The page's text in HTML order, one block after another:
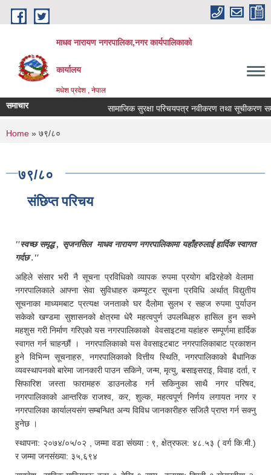
Skip to main content
माधव नारायण नगरपालिका,नगर कार्यपालिकाको
कार्यालय
मधेश प्रदेश , नेपाल
समाचार सामाजिक सुरक्षा परिचयपत्र नवीकरण तथा सूचीकरण
You are here
Home » ७९/८०
७९/८०
संछिप्त परिचय
"स्वच्छ समृद्ध , सृजनसिल माधव नारायण नगरपालिकामा यहाँहरुलाई हार्दिक स्वागत
गर्दछ ."
अहिले संसार भरी नै सूचना प्रविधिको व्यापक रुपमा प्रयोग बढिरहेको वेलामा
नगरपालिकाले आफ्ना सेवा सुविधाहरु कम्प्यूटर सूचना प्रविधि अर्थात् विद्युतीय
सूचनाका माध्यमबाट प्रत्यक्ष जनताको घर दैलोमा सुलभ र सहज रुपमा पुर्याउन
सकेको खण्डमा सुशासनको क्षेत्रमा धेरै महत्वपुर्ण उपलब्धिहरु हासिल हुन सक्ने
महशुस गरी निर्माण गरिएको यस नगरपालिकाको वेवसाइटमा यहांहरु सम्पूर्णमा हार्दिक
स्वागत गर्न चाहन्छौं । नगरपालिकाको यस वेवसाइटबाट नगरपालिकाबाट प्रकाशन
हुने विभिन्न सूचनाहरु, नगरपालिकाको वित्तीय स्थिति, नगरपालिकाको बैधानिक
व्यवस्थापनको बारेमा जानकारी पाउन सकिने, जन्म, मृत्यु, बसाइसराइ, विवाह दर्ता, र
सिफारिश जस्ता फारामहरु डाउनलोड गर्न सकिनुका साथै नगर परिषद,
नगरपालिकाको आन्तरिक राजश्व, कर, शुल्क, महत्वपूर्ण निर्णय लगायत नगर र
नगरपालिका कार्यालयसंग सम्बन्धित अन्य विविध जानकारीहरु सजिलै प्राप्त गर्न सक्नु
हुनेछ ।
स्थापना: २०७४/०५/०२ , जम्मा वडा संख्या : ९, क्षेत्रफल: ४८.५३ ( वर्ग कि.मी.)
र जम्मा जनसंख्या: ३५,६९४